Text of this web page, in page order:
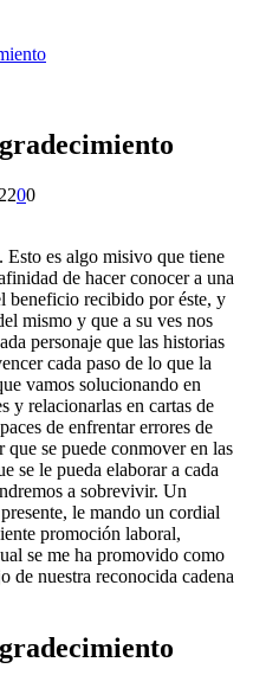
00
Esto es algo misivo que tiene
de hacer conocer a una
beneficio recibido por éste, y
mismo y que a su ves nos
personaje que las historias
cada paso de lo que la
vamos solucionando en
y relacionarlas en cartas de
de enfrentar errores de
se puede conmover en las
se le pueda elaborar a cada
a sobrevivir. Un
le mando un cordial
promoción laboral,
se me ha promovido como
de nuestra reconocida cadena